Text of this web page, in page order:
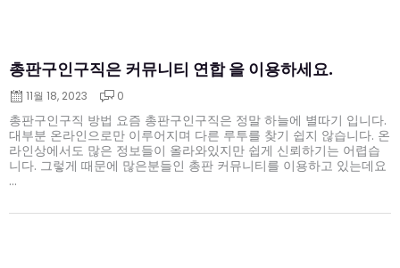
총판구인구직은 커뮤니티 연합 을 이용하세요.
11월 18, 2023 0
총판구인구직 방법 요즘 총판구인구직은 정말 하늘에 별따기 입니다.
대부분 온라인으로만 이루어지며 다른 루투를 찾기 쉽지 않습니다. 온
라인상에서도 많은 정보들이 올라와있지만 쉽게 신뢰하기는 어렵습
니다. 그렇게 때문에 많은분들인 총판 커뮤니티를 이용하고 있는데요
...